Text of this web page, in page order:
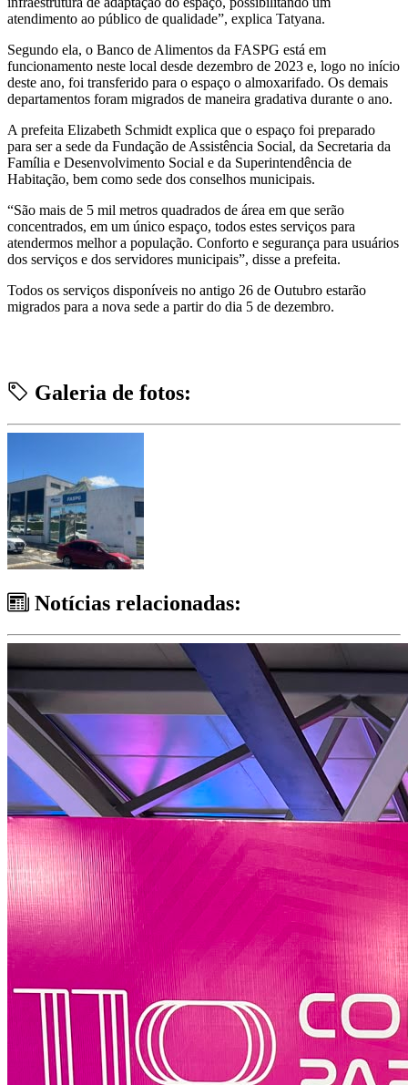
atendimento ao público de qualidade”, explica Tatyana.
Segundo ela, o Banco de Alimentos da FASPG está em
funcionamento neste local desde dezembro de 2023 e, logo no início
deste ano, foi transferido para o espaço o almoxarifado. Os demais
departamentos foram migrados de maneira gradativa durante o ano.
A prefeita Elizabeth Schmidt explica que o espaço foi preparado
para ser a sede da Fundação de Assistência Social, da Secretaria da
Família e Desenvolvimento Social e da Superintendência de
Habitação, bem como sede dos conselhos municipais.
“São mais de 5 mil metros quadrados de área em que serão
concentrados, em um único espaço, todos estes serviços para
atendermos melhor a população. Conforto e segurança para usuários
dos serviços e dos servidores municipais”, disse a prefeita.
Todos os serviços disponíveis no antigo 26 de Outubro estarão
migrados para a nova sede a partir do dia 5 de dezembro.
Galeria de fotos:
Notícias relacionadas: